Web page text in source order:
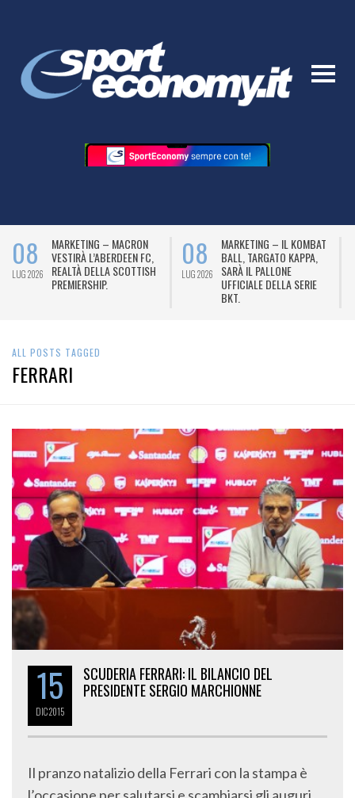
08
LUG 2026
MARKETING – MACRON
VESTIRÀ L’ABERDEEN FC,
REALTÀ DELLA SCOTTISH
PREMIERSHIP.
08
LUG 2026
MARKETING – IL KOMBAT
BALL, TARGATO KAPPA,
SARÀ IL PALLONE
UFFICIALE DELLA SERIE
BKT.
ALL POSTS TAGGED
FERRARI
15
DIC2015
SCUDERIA FERRARI: IL BILANCIO DEL
PRESIDENTE SERGIO MARCHIONNE
Il pranzo natalizio della Ferrari con la stampa è